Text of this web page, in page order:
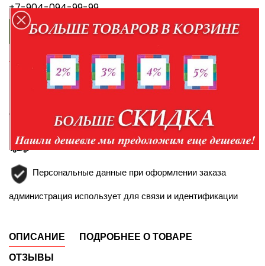
+7-904-094-99-99
КУПИТЬ В КРЕДИТ
Правила кредитования
Доставка в пределах Белгорода и Белгородской
области
Доставка по России транспортной компанией
Персональные данные при оформлении заказа
администрация использует для связи и идентификации
ОПИСАНИЕ
ПОДРОБНЕЕ О ТОВАРЕ
ОТЗЫВЫ